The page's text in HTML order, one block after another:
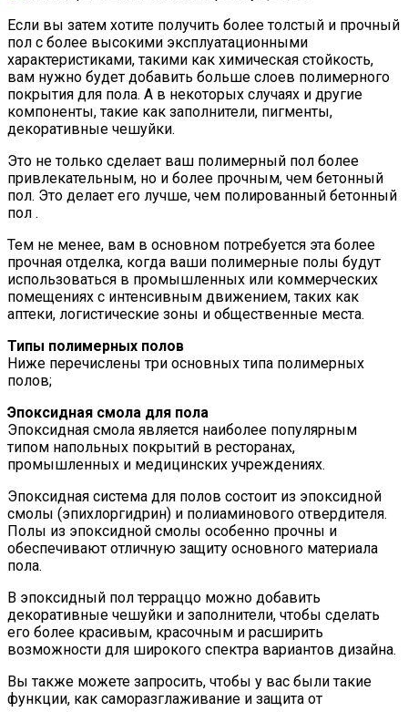
Если вы затем хотите получить более толстый и прочный
пол с более высокими эксплуатационными
характеристиками, такими как химическая стойкость,
вам нужно будет добавить больше слоев полимерного
покрытия для пола. А в некоторых случаях и другие
компоненты, такие как заполнители, пигменты,
декоративные чешуйки.
Это не только сделает ваш полимерный пол более
привлекательным, но и более прочным, чем бетонный
пол. Это делает его лучше, чем полированный бетонный
пол .
Тем не менее, вам в основном потребуется эта более
прочная отделка, когда ваши полимерные полы будут
использоваться в промышленных или коммерческих
помещениях с интенсивным движением, таких как
аптеки, логистические зоны и общественные места.
Типы полимерных полов
Ниже перечислены три основных типа полимерных
полов;
Эпоксидная смола для пола
Эпоксидная смола является наиболее популярным
типом напольных покрытий в ресторанах,
промышленных и медицинских учреждениях.
Эпоксидная система для полов состоит из эпоксидной
смолы (эпихлоргидрин) и полиаминового отвердителя.
Полы из эпоксидной смолы особенно прочны и
обеспечивают отличную защиту основного материала
пола.
В эпоксидный пол терраццо можно добавить
декоративные чешуйки и заполнители, чтобы сделать
его более красивым, красочным и расширить
возможности для широкого спектра вариантов дизайна.
Вы также можете запросить, чтобы у вас были такие
функции, как саморазглаживание и защита от